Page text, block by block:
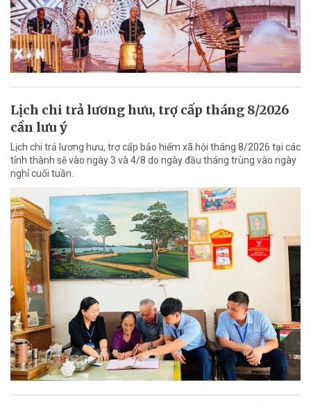
Lịch chi trả lương hưu, trợ cấp tháng 8/2026
cần lưu ý
Lịch chi trả lương hưu, trợ cấp bảo hiểm xã hội tháng 8/2026 tại các
tỉnh thành sẽ vào ngày 3 và 4/8 do ngày đầu tháng trùng vào ngày
nghỉ cuối tuần.